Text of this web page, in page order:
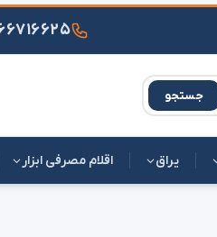
جستجو
یراق اقلام مصرفی ابزار